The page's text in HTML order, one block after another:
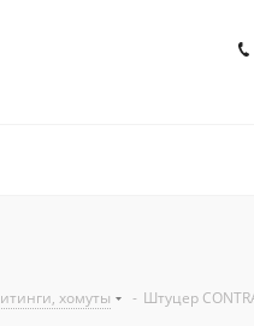
хомуты - Штуцер